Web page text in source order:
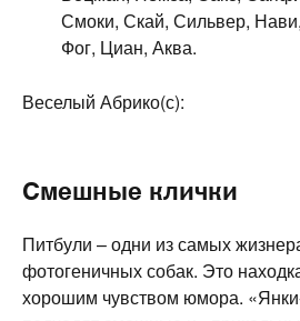
Смоки, Скай, Сильвер,
Фог, Циан, Аква.
Веселый Абрико(с):
Смешные клички
Питбули – одни из самых
фотогеничных собак. Это
хорошим чувством юмора.